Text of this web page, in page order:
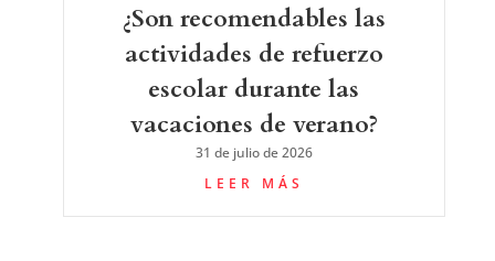
¿Son recomendables las
actividades de refuerzo
escolar durante las
vacaciones de verano?
31 de julio de 2026
LEER MÁS